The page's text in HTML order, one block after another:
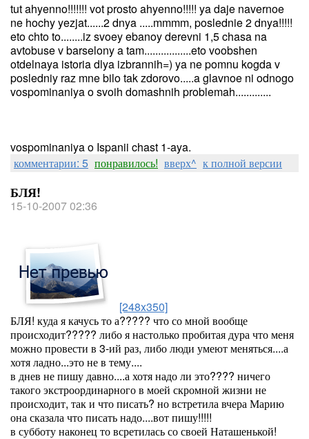
tut ahyenno!!!!!!! vot prosto ahyenno!!!!! ya daje navernoe
ne hochy yezjat......2 dnya .....mmmm, poslednie 2 dnya!!!!!
eto chto to........iz svoey ebanoy derevni 1,5 chasa na
avtobuse v barselony a tam.................eto voobshen
otdelnaya istoria dlya izbrannih=) ya ne pomnu kogda v
posledniy raz mne bilo tak zdorovo.....a glavnoe ni odnogo
vospominaniya o svoih domashnih problemah.............
vospominaniya o Ispanii chast 1-aya.
комментарии: 5 понравилось! вверх^ к полной версии
БЛЯ!
15-10-2007 02:36
[248x350]
БЛЯ! куда я качусь то а????? что со мной вообще
происходит????? либо я настолько пробитая дура что меня
можно провести в 3-ий раз, либо люди умеют меняться....а
хотя ладно...это не в тему....
в днев не пишу давно....а хотя надо ли это???? ничего
такого экстроординарного в моей скромной жизни не
происходит, так и что писать? но встретила вчера Марию
она сказала что писать надо....вот пишу!!!!!
в субботу наконец то всретилась со своей Наташенькой!